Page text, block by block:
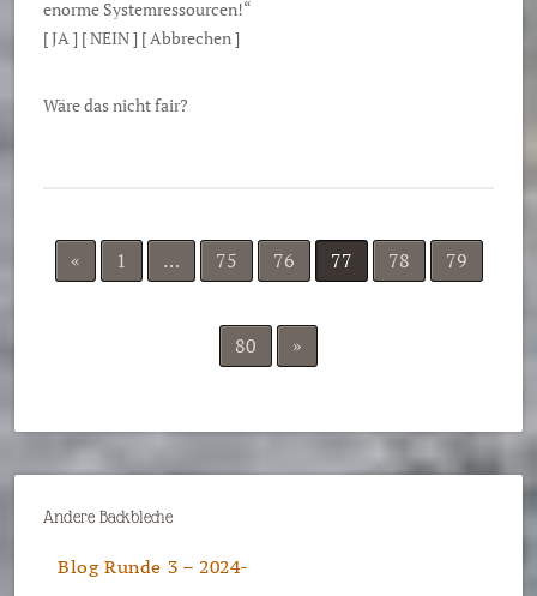
enorme Systemressourcen!“
[ JA ] [ NEIN ] [ Abbrechen ]
Wäre das nicht fair?
« 1 … 75 76 77 78 79
80 »
Andere Backbleche
Blog Runde 3 – 2024-